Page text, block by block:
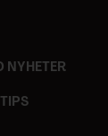
NYHETER